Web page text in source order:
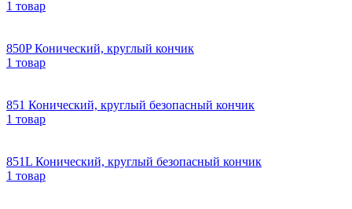
1 товар
850P Конический, круглый кончик
1 товар
851 Конический, круглый безопасный кончик
1 товар
851L Конический, круглый безопасный кончик
1 товар